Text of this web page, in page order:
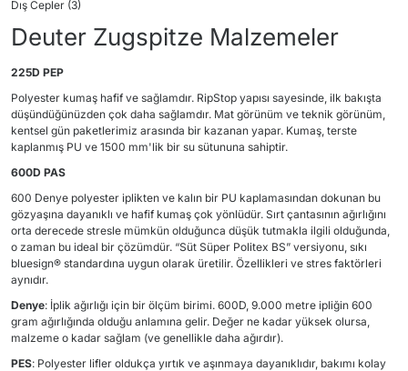
Dış Cepler (3)
Deuter Zugspitze Malzemeler
225D PEP
Polyester kumaş hafif ve sağlamdır. RipStop yapısı sayesinde, ilk bakışta
düşündüğünüzden çok daha sağlamdır. Mat görünüm ve teknik görünüm,
kentsel gün paketlerimiz arasında bir kazanan yapar. Kumaş, terste
kaplanmış PU ve 1500 mm'lik bir su sütununa sahiptir.
600D PAS
600 Denye polyester iplikten ve kalın bir PU kaplamasından dokunan bu
gözyaşına dayanıklı ve hafif kumaş çok yönlüdür. Sırt çantasının ağırlığını
orta derecede stresle mümkün olduğunca düşük tutmakla ilgili olduğunda,
o zaman bu ideal bir çözümdür. “Süt Süper Politex BS” versiyonu, sıkı
bluesign® standardına uygun olarak üretilir. Özellikleri ve stres faktörleri
aynıdır.
Denye: İplik ağırlığı için bir ölçüm birimi. 600D, 9.000 metre ipliğin 600
gram ağırlığında olduğu anlamına gelir. Değer ne kadar yüksek olursa,
malzeme o kadar sağlam (ve genellikle daha ağırdır).
PES: Polyester lifler oldukça yırtık ve aşınmaya dayanıklıdır, bakımı kolay